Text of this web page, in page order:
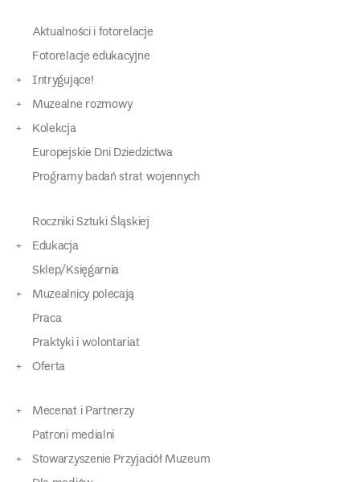
Aktualności i fotorelacje
Fotorelacje edukacyjne
Intrygujące!
Muzealne rozmowy
Kolekcja
Europejskie Dni Dziedzictwa
Programy badań strat wojennych
Roczniki Sztuki Śląskiej
Edukacja
Sklep/Księgarnia
Muzealnicy polecają
Praca
Praktyki i wolontariat
Oferta
Mecenat i Partnerzy
Patroni medialni
Stowarzyszenie Przyjaciół Muzeum